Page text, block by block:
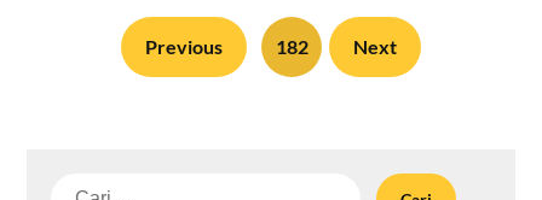
Previous 182 Next
Cari